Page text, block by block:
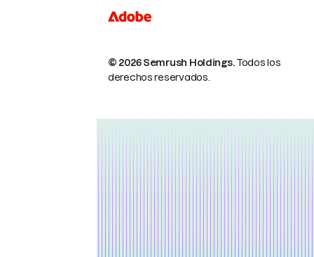
© 2026 Semrush Holdings.Todos los
derechos reservados.